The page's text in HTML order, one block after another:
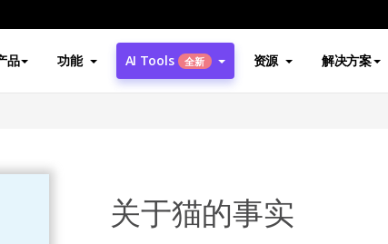
品 功能 AI Tools 全新 资源 解决方案
关于猫的事实